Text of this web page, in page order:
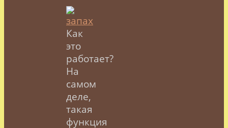
Как
это
работает?
На
самом
деле,
такая
функция